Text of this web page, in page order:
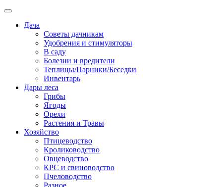
Дача
Советы дачникам
Удобрения и стимуляторы
В саду
Болезни и вредители
Теплицы/Парники/Беседки
Инвентарь
Дары леса
Грибы
Ягоды
Орехи
Растения и Травы
Хозяйство
Птицеводство
Кролиководство
Овцеводство
КРС и свиноводство
Пчеловодство
Разное